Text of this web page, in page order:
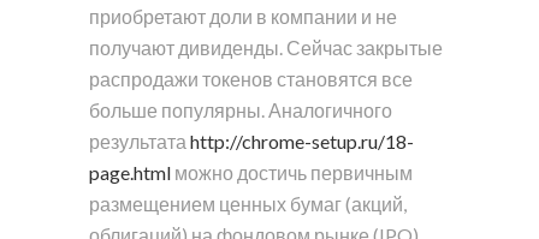
приобретают доли в компании и не
получают дивиденды. Сейчас закрытые
распродажи токенов становятся все
больше популярны. Аналогичного
результата http://chrome-setup.ru/18-
page.html можно достичь первичным
размещением ценных бумаг (акций,